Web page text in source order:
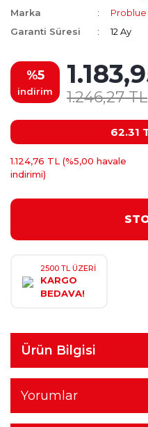
Marka
Problue
Garanti Süresi
12 Ay
%5
indirim 1.246,27 TL
62.31
1.124,76 TL (%5,00 havale
indirimi)
2500 TL ÜZERİ
KARGO
BEDAVA!
Ürün Bilgisi
Yorumlar